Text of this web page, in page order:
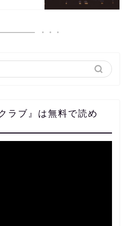
ラブ』は無料で読め